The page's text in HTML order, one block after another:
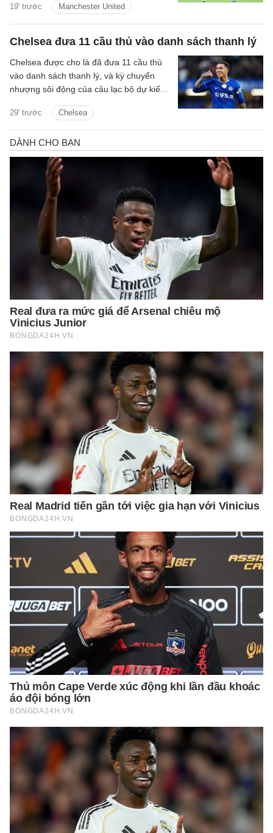
19' trước Manchester United
Chelsea đưa 11 cầu thủ vào danh sách thanh lý
29' trước Chelsea
Chelsea được cho là đã đưa 11 cầu thủ
vào danh sách thanh lý, và kỳ chuyển
nhượng sôi động của câu lạc bộ dự kiến